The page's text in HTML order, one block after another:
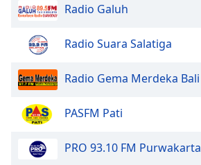
Opacity
Size
Edge
Radio Galuh
Radio Suara Salatiga
Radio Gema Merdeka Bali
PASFM Pati
PRO 93.10 FM Purwakarta